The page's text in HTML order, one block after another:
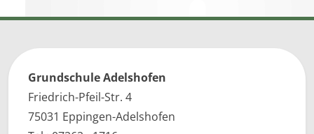
Grundschule Adelshofen
Friedrich-Pfeil-Str. 4
75031 Eppingen-Adelshofen